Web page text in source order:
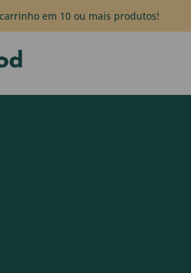
em 10 ou mais produtos!